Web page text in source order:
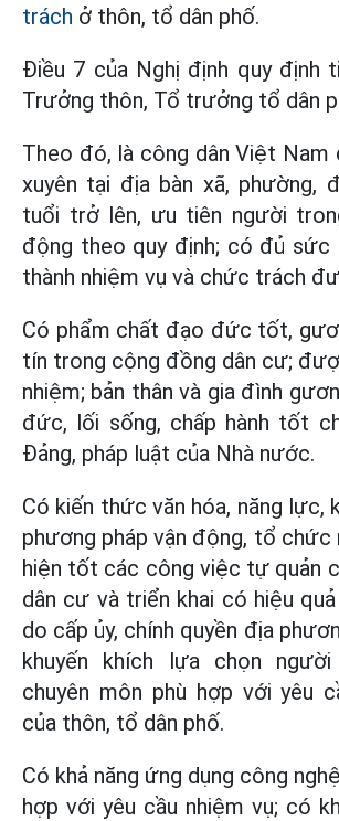
trách ở thôn, tổ dân phố.
Điều 7 của Nghị định quy định
Trưởng thôn, Tổ trưởng tổ dân
Theo đó, là công dân Việt
xuyên tại địa bàn xã, phường,
tuổi trở lên, ưu tiên người
động theo quy định; có đủ sức
thành nhiệm vụ và chức trách
Có phẩm chất đạo đức tốt,
tín trong cộng đồng dân cư;
nhiệm; bản thân và gia đình
đức, lối sống, chấp hành tốt
Đảng, pháp luật của Nhà nước.
Có kiến thức văn hóa, năng lực,
phương pháp vận động, tổ chức
hiện tốt các công việc tự quản
dân cư và triển khai có hiệu
do cấp ủy, chính quyền địa
khuyến khích lựa chọn
chuyên môn phù hợp với yêu
của thôn, tổ dân phố.
Có khả năng ứng dụng công
hợp với yêu cầu nhiệm vụ; có